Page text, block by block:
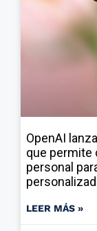
OpenAI
que permite
personal
LEER MÁS »